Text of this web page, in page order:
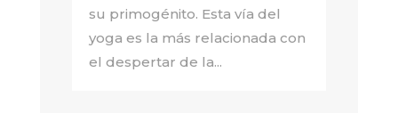
su primogénito. Esta vía del
yoga es la más relacionada con
el despertar de la...